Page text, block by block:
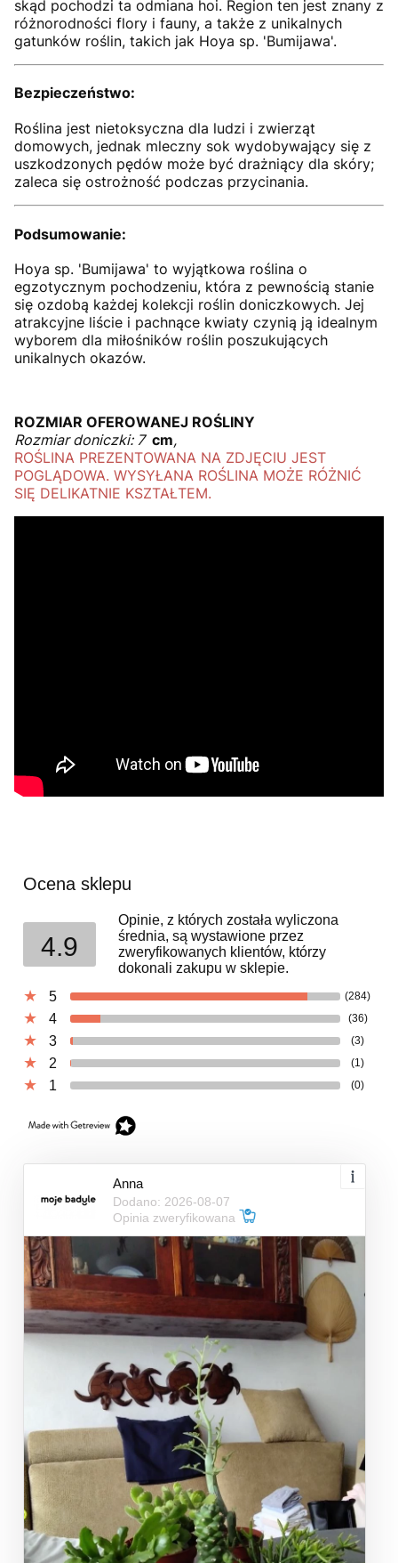
skąd pochodzi ta odmiana hoi. Region ten jest znany z
różnorodności flory i fauny, a także z unikalnych
gatunków roślin, takich jak Hoya sp. 'Bumijawa'.
Bezpieczeństwo:
Roślina jest nietoksyczna dla ludzi i zwierząt
domowych, jednak mleczny sok wydobywający się z
uszkodzonych pędów może być drażniący dla skóry;
zaleca się ostrożność podczas przycinania.
Podsumowanie:
Hoya sp. 'Bumijawa' to wyjątkowa roślina o
egzotycznym pochodzeniu, która z pewnością stanie
się ozdobą każdej kolekcji roślin doniczkowych. Jej
atrakcyjne liście i pachnące kwiaty czynią ją idealnym
wyborem dla miłośników roślin poszukujących
unikalnych okazów.
ROZMIAR OFEROWANEJ ROŚLINY
Rozmiar doniczki: 7cm,
ROŚLINA PREZENTOWANA NA ZDJĘCIU JEST
POGLĄDOWA. WYSYŁANA ROŚLINA MOŻE RÓŻNIĆ
SIĘ DELIKATNIE KSZTAŁTEM.
Ocena sklepu
4.9
Opinie, z których została wyliczona
średnia, są wystawione przez
zweryfikowanych klientów, którzy
dokonali zakupu w sklepie.
5
(284)
4 (36)
3 (3)
2 (1)
1 (0)
Anna
Dodano: 2026-08-07
Opinia zweryfikowana